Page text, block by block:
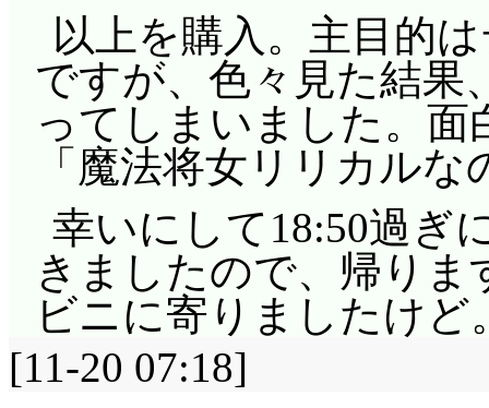
以上を購入。主目的
ですが、色々見た結果
ってしまいました。
「魔法将女リリカル
幸いにして18:50過ぎ
きましたので、帰り
ビニに寄りましたけど
[11-20 07:18]